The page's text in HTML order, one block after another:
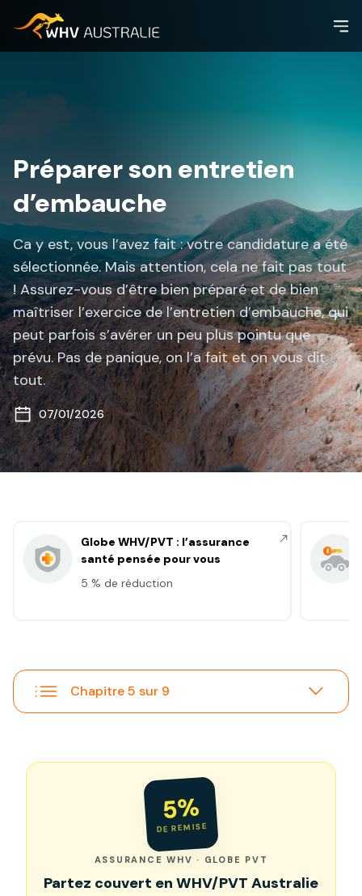
Préparer son entretien
d’embauche
Ca y est, vous l’avez fait : votre candidature a été
sélectionnée. Mais attention, cela ne fait pas tout
! Assurez-vous d’être bien préparé et de bien
maîtriser l’exercice de l’entretien d’embauche, qui
peut parfois s’avérer un peu plus pointu que
prévu. Pas de panique, on l’a fait et on vous dit
tout.
07/01/2026
Globe WHV/PVT : l’assurance
santé pensée pour vous
5 % de réduction
Chapitre 5 sur 9
5%
DE REMISE
ASSURANCE WHV · GLOBE PVT
Partez couvert en WHV/PVT Australie